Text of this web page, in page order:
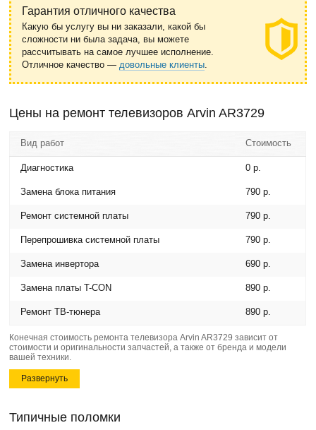
Гарантия отличного качества
Какую бы услугу вы ни заказали, какой бы
сложности ни была задача, вы можете
рассчитывать на самое лучшее исполнение.
Отличное качество —довольные клиенты.
Цены на ремонт телевизоров Arvin AR3729
Вид работ Стоимость
Диагностика 0 р.
Замена блока питания 790 р.
Ремонт системной платы 790 р.
Перепрошивка системной платы 790 р.
Замена инвертора 690 р.
Замена платы T-CON 890 р.
Ремонт ТВ-тюнера 890 р.
Конечная стоимость ремонта телевизора Arvin AR3729 зависит от
стоимости и оригинальности запчастей, а также от бренда и модели
вашей техники.
Развернуть
Типичные поломки